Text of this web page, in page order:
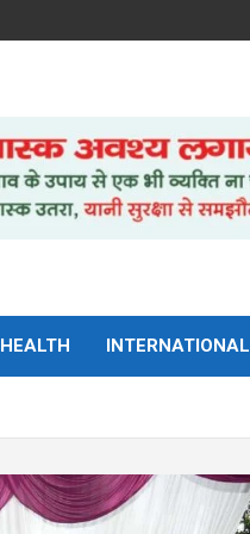
HEALTH INTERNATIONAL